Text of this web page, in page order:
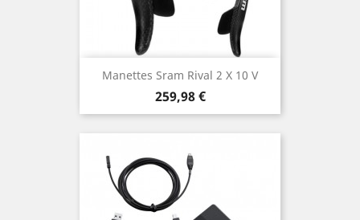
Manettes Sram Rival 2 X 10 V
Prix
259,98 €